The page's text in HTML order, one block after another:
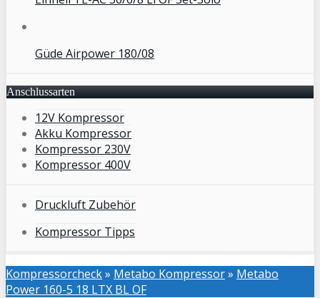
Güde Airpower 180/08
Anschlussarten
12V Kompressor
Akku Kompressor
Kompressor 230V
Kompressor 400V
Druckluft Zubehör
Kompressor Tipps
Kompressorcheck» Metabo Kompressor» Metabo
Power 160-5 18 LTX BL OF